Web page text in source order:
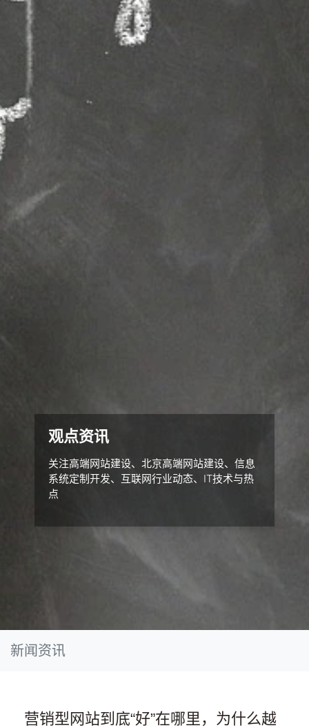
观点资讯
关注高端网站建设、北京高端网站建设、信息
系统定制开发、互联网行业动态、IT技术与热
点
新闻资讯
营销型网站到底“好”在哪里，为什么越